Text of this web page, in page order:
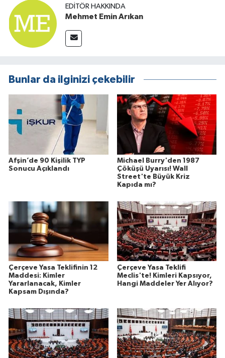
EDITÖR HAKKINDA
Mehmet Emin Arıkan
Bunlar da ilginizi çekebilir
Afşin’de 90 Kişilik TYP
Sonucu Açıklandı
Michael Burry'den 1987
Çöküşü Uyarısı! Wall
Street'te Büyük Kriz
Kapıda mı?
Çerçeve Yasa Teklifinin 12
Maddesi: Kimler
Yararlanacak, Kimler
Kapsam Dışında?
Çerçeve Yasa Teklifi
Meclis'te! Kimleri Kapsıyor,
Hangi Maddeler Yer Alıyor?